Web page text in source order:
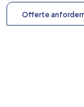
Offerte